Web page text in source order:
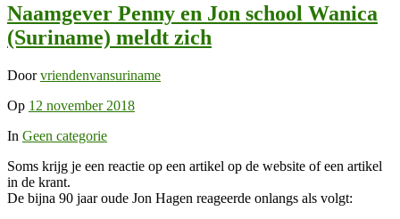
Naamgever Penny en Jon school Wanica
(Suriname) meldt zich
Doorvriendenvansuriname
Op 12 november 2018
In Geen categorie
Soms krijg je een reactie op een artikel op de website of een artikel
in de krant.
De bijna 90 jaar oude Jon Hagen reageerde onlangs als volgt: